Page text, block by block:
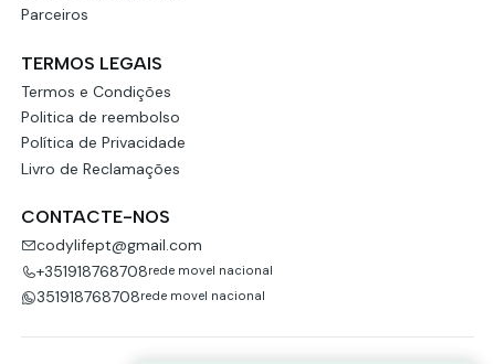
Parceiros
TERMOS LEGAIS
Termos e Condições
Politica de reembolso
Política de Privacidade
Livro de Reclamações
CONTACTE-NOS
codylifept@gmail.com
+351918768708rede movel nacional
351918768708rede movel nacional